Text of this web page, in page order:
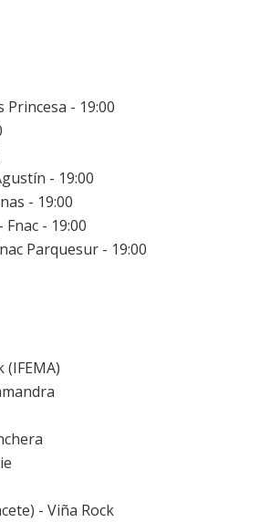
- 19:00
- 19:00
- 19:00
- 19:00
Parquesur - 19:00
(IFEMA)
- Viña Rock